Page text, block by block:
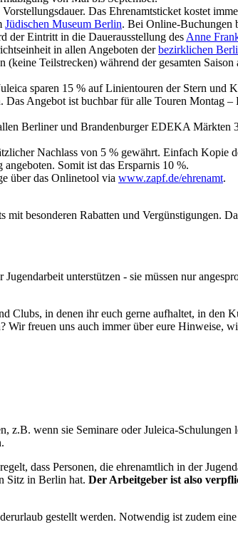
Das Ehrenamtsticket kostet
Jüdischen Museum Berlin. Bei Online-Buchungen
der Eintritt in die Dauerausstellung des Anne
in allen Angeboten derbezirklichen
Teilstrecken) während der gesamten
sparen 15 % auf Linientouren der Stern und
Angebot ist buchbar für alle Touren Montag
Berliner und Brandenburger EDEKA
Nachlass von 5 % gewährt. Einfach Kopie
Somit ist das Ersparnis 10 %.
über das Onlinetool via www.zapf.de/ehrenamt.
besonderen Rabatten und Vergünstigungen.
unterstützen - sie müssen nur
Clubs, in denen ihr euch gerne aufhaltet, in
freuen uns auch immer über eure Hinweise,
wenn sie Seminare oder Juleica-Schulungen
dass Personen, die ehrenamtlich in der
Sitz in Berlin hat. Der Arbeitgeber ist also
gestellt werden. Notwendig ist zudem